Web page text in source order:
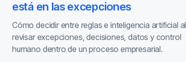
está en las excepciones
Cómo decidir entre reglas e inteligencia artificial al
revisar excepciones, decisiones, datos y control
humano dentro de un proceso empresarial.